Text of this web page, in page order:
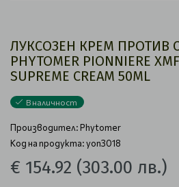
ЛУКСОЗЕН КРЕМ ПРОТИВ
PHYTOMER PIONNIERE
SUPREME CREAM 50ML
В наличност
Производител:Phytomer
Код на продукта: yon3018
€ 154.92 (303.00 лв.)